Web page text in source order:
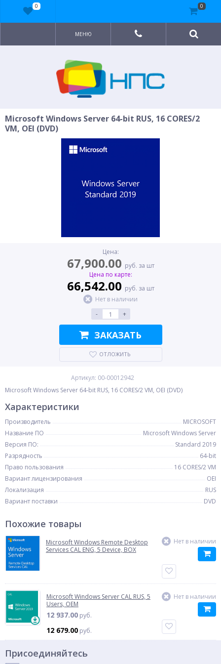
МЕНЮ
Microsoft Windows Server 64-bit RUS, 16 CORES/2
VM, OEI (DVD)
Цена:
67,900.00 руб. за шт
Цена по карте:
66,542.00 руб. за шт
Нет в наличии
-
+
ЗАКАЗАТЬ
ОТЛОЖИТЬ
Артикул: 00-00012942
Microsoft Windows Server 64-bit RUS, 16 CORES/2 VM, OEI (DVD)
Характеристики
Производитель
MICROSOFT
Название ПО
Microsoft Windows Server
Версия ПО:
Standard 2019
Разрядность
64-bit
Право пользования
16 CORES/2 VM
Вариант лицензирования
OEI
Локализация
RUS
Вариант поставки
DVD
Похожие товары
Microsoft Windows Remote Desktop
Services CAL ENG, 5 Device, BOX
Нет в наличии
Microsoft Windows Server CAL RUS, 5
Users, OEM
12 937.00 руб.
12 679.00 руб.
Нет в наличии
Присоединяйтесь
0 0